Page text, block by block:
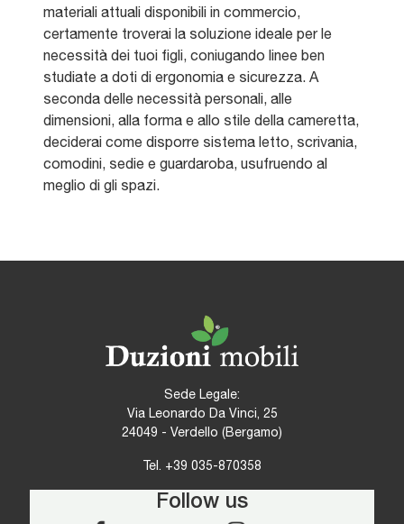
materiali attuali disponibili in commercio,
certamente troverai la soluzione ideale per le
necessità dei tuoi figli, coniugando linee ben
studiate a doti di ergonomia e sicurezza. A
seconda delle necessità personali, alle
dimensioni, alla forma e allo stile della cameretta,
deciderai come disporre sistema letto, scrivania,
comodini, sedie e guardaroba, usufruendo al
meglio di gli spazi.
Sede Legale:
Via Leonardo Da Vinci, 25
24049 - Verdello (Bergamo)
Tel. +39 035-870358
Follow us